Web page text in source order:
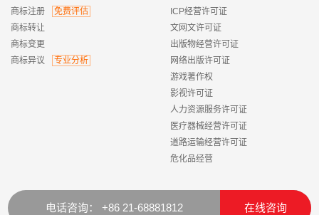
商标注册
免费评估
商标转让
商标变更
商标异议
专业分析
ICP经营许可证
文网文许可证
出版物经营许可证
网络出版许可证
游戏著作权
影视许可证
人力资源服务许可证
医疗器械经营许可证
道路运输经营许可证
危化品经营
电话咨询： +86 21-68881812 在线咨询